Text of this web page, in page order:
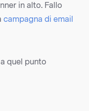
in alto. Fallo
campagna di email
quel punto